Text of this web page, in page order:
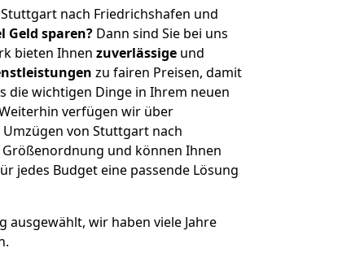
nach Friedrichshafen und
Geld sparen? Dann sind Sie bei uns
bieten Ihnen zuverlässige und
zu fairen Preisen, damit
die wichtigen Dinge in Ihrem neuen
verfügen wir über
von Stuttgart nach
und können Ihnen
jedes Budget eine passende Lösung
ausgewählt, wir haben viele Jahre